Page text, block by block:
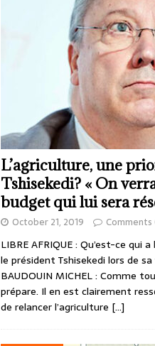
L’agriculture, une
Tshisekedi? « On
budget qui lui sera
October 21, 2019
LIBRE AFRIQUE : Qu’est-ce qui
le président Tshisekedi lors de
BAUDOUIN MICHEL : Comme
prépare. Il en est clairement
de relancer l’agriculture […]